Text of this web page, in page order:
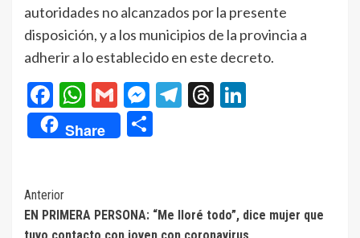
autoridades no alcanzados por la presente
disposición, y a los municipios de la provincia a
adherir a lo establecido en este decreto.
Facebook
WhatsApp
GmailMessenger
Telegram
Threads
Share
Navegación
de
Anterior
EN PRIMERA PERSONA: “Me lloré todo”, dice mujer que